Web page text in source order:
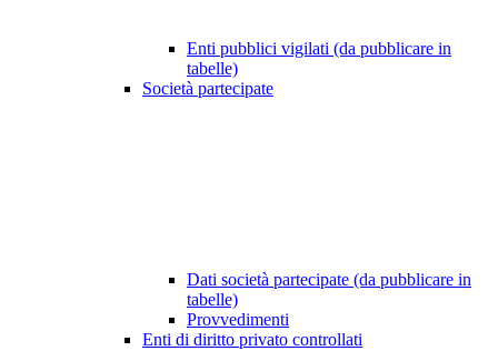
Enti pubblici vigilati (da pubblicare in
tabelle)
Società partecipate
Dati società partecipate (da pubblicare in
tabelle)
Provvedimenti
Enti di diritto privato controllati